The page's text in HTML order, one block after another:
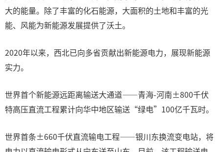
大的能量。除了丰富的化石能源，大面积的土地和丰富的光
能、风能为新能源发展提供了沃土。
2020年以来，西北已向多省贡献出新能源电力，展现新能源
实力。
世界首个新能源远距离输送大通道——青海-河南±800千伏
特高压直流工程累计向华中地区输送“绿电”100亿千瓦时。
世界首条±660千伏直流输电工程——银川东换流变电站，将